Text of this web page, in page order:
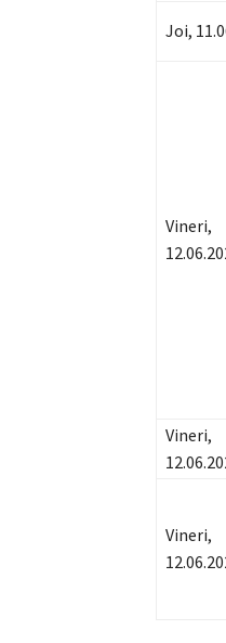
Joi,
Vineri,
Vineri,
Vineri,